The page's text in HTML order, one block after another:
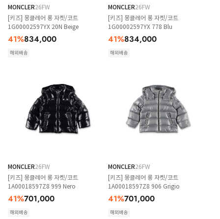
MONCLER26FW
[키즈] 몽클레어 롱 자켓/코트
1G00002597YX 20N Beige
41%834,000
해외배송
MONCLER26FW
[키즈] 몽클레어 롱 자켓/코트
1G00002597YX 778 Blu
41%834,000
해외배송
MONCLER26FW
[키즈] 몽클레어 롱 자켓/코트
1A00018597Z8 999 Nero
41%701,000
해외배송
MONCLER26FW
[키즈] 몽클레어 롱 자켓/코트
1A00018597Z8 906 Grigio
41%701,000
해외배송